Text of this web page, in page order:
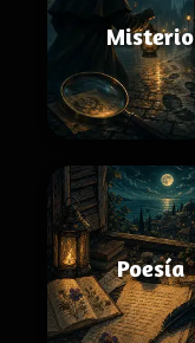
Misterio
Poesía